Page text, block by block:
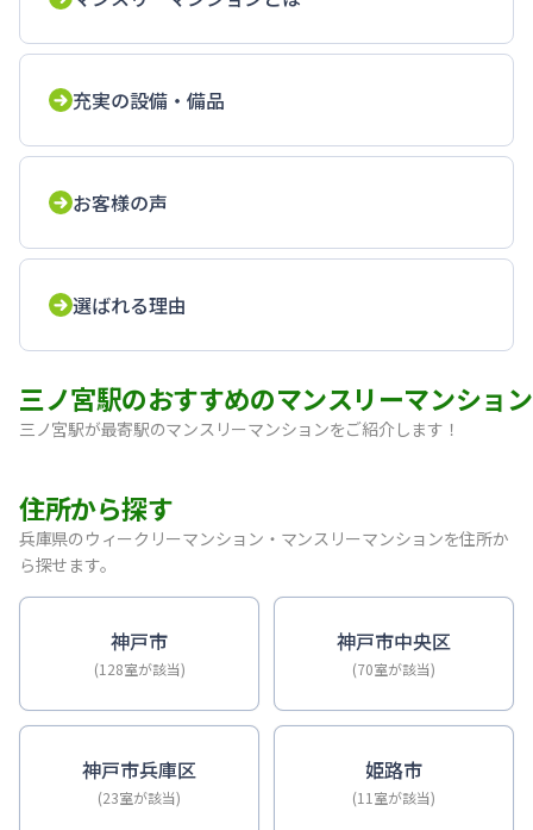
充実の設備・備品
お客様の声
選ばれる理由
三ノ宮駅のおすすめのマンスリーマンション
三ノ宮駅が最寄駅のマンスリーマンションをご紹介します！
【三宮・花時計前】SステイEL神戸三宮磯上通｜禁煙ルー
【神戸・三宮】Sステイ神戸三宮ジアコスモ｜禁煙ルーム
【神戸・三宮】Sステイ三宮ソレイユ｜Wi-Fi無料・禁煙・
【三宮・花時計前】Sステイ三宮駅前ルシール｜禁煙ルー
【神戸・三宮】Sステイ三宮駅前７｜禁煙ルーム・Wi-Fiレ
【三宮・貿易センター】Sステイ三宮貿易センター前2｜
住所から探す
兵庫県のウィークリーマンション・マンスリーマンションを住所か
ら探せます。
神戸市
(128室が該当)
神戸市中央区
(70室が該当)
神戸市兵庫区
(23室が該当)
姫路市
(11室が該当)